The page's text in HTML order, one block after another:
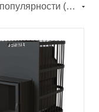
По популярности (убывание)